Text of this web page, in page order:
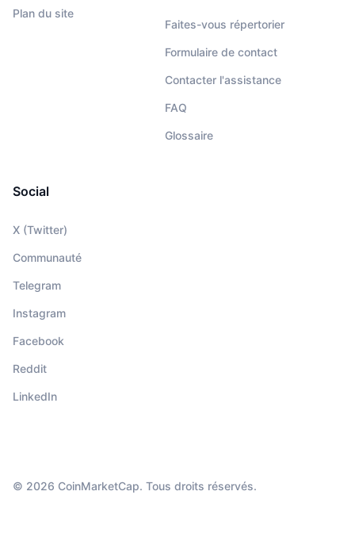
Plan du site
Faites-vous répertorier
Formulaire de contact
Contacter l'assistance
FAQ
Glossaire
Social
X (Twitter)
Communauté
Telegram
Instagram
Facebook
Reddit
LinkedIn
© 2026 CoinMarketCap. Tous droits réservés.